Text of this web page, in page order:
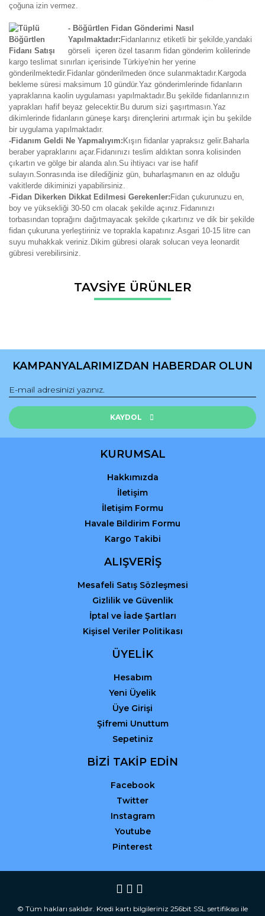
çoğuna izin vermez.
- Böğürtlen Fidan Gönderimi Nasıl
Yapılmaktadır: Fidanlarınız etiketli bir şekilde,yandaki
görseli içeren özel tasarım fidan gönderim kolilerinde
kargo teslimat sınırları içerisinde Türkiye'nin her yerine
gönderilmektedir.Fidanlar gönderilmeden önce sulanmaktadır.Kargoda
bekleme süresi maksimum 10 gündür.Yaz gönderimlerinde fidanların
yapraklarına kaolin uygulaması yapılmaktadır.Bu şekilde fidanlarınızın
yaprakları hafif beyaz gelecektir.Bu durum sizi şaşırtmasın.Yaz
dikimlerinde fidanların güneşe karşı dirençlerini artırmak için bu şekilde
bir uygulama yapılmaktadır.
-Fidanım Geldi Ne Yapmalıyım: Kışın fidanlar yapraksız gelir.Baharla
beraber yapraklarını açar.Fidanınızı teslim aldıktan sonra kolisinden
çıkartın ve gölge bir alanda alın.Su ihtiyacı var ise hafif
sulayın.Sonrasında ise dilediğiniz gün, buharlaşmanın en az olduğu
vakitlerde dikiminizi yapabilirsiniz.
-Fidan Dikerken Dikkat Edilmesi Gerekenler: Fidan çukurunuzu en,
boy ve yüksekliği 30-50 cm olacak şekilde açınız.Fidanınızı
torbasından toprağını dağıtmayacak şekilde çıkartınız ve dik bir şekilde
fidan çukuruna yerleştiriniz ve toprakla kapatınız.Asgari 10-15 litre can
suyu muhakkak veriniz.Dikim gübresi olarak solucan veya leonardit
gübresi verebilirsiniz.
Bu ürüne ilk yorumu siz yapın!
Bu ürünün fiyat bilgisi, resim, ürün açıklamalarında ve diğer
konularda yetersiz gördüğünüz noktaları öneri formunu
Ürün açıklamasında eksik bilgiler bulunuyor.
Ürün fiyatı diğer sitelerden daha pahalı.
Bu ürüne benzer farklı alternatifler olmalı.
Gönder
TAVSİYE ÜRÜNLER
KAMPANYALARIMIZDAN HABERDAR OLUN
KAYDOL
KURUMSAL
Hakkımızda
İletişim
İletişim Formu
Havale Bildirim Formu
Kargo Takibi
ALIŞVERİŞ
Mesafeli Satış Sözleşmesi
Gizlilik ve Güvenlik
İptal ve İade Şartları
Kişisel Veriler Politikası
ÜYELİK
Hesabım
Yeni Üyelik
Üye Girişi
Şifremi Unuttum
Sepetiniz
BİZİ TAKİP EDİN
Facebook
Twitter
Instagram
Youtube
Pinterest
© Tüm hakları saklıdır. Kredi kartı bilgileriniz 256bit SSL sertifikası ile